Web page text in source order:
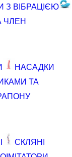
З ВІБРАЦІЄЮ
ЧЛЕН
НАСАДКИ
ТА
СКЛЯНІ